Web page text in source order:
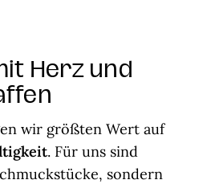
Herz und
wir größten Wert auf
. Für uns sind
sondern